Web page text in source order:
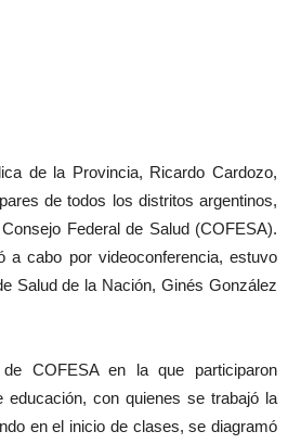
de la Provincia, Ricardo Cardozo,
de todos los distritos argentinos,
Federal de Salud (COFESA).
a cabo por videoconferencia, estuvo
Salud de la Nación, Ginés González
COFESA en la que participaron
educación, con quienes se trabajó la
en el inicio de clases, se diagramó